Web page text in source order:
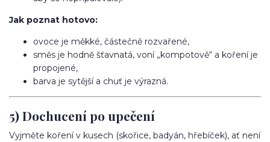
Jak poznat hotovo:
ovoce je měkké, částečně rozvařené,
směs je hodně šťavnatá, voní „kompotově“ a koření je
propojené,
barva je sytější a chuť je výrazná.
5) Dochucení po upečení
Vyjměte koření v kusech (skořice, badyán, hřebíček), ať není